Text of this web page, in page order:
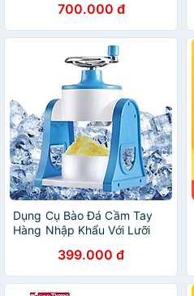
espresso700.000 đ
Dụng Cụ Bào Đá Cầm Tay
Hàng Nhập Khẩu Với Lưỡi
Giúp việc làm ly sinh tố ngon
đúng điệu chưa bao giờ dễ
dàng đến thế
399.000 đ